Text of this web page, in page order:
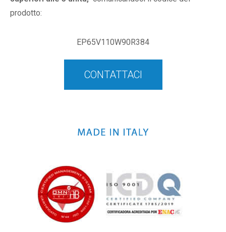
prodotto:
EP65V110W90R384
CONTATTACI